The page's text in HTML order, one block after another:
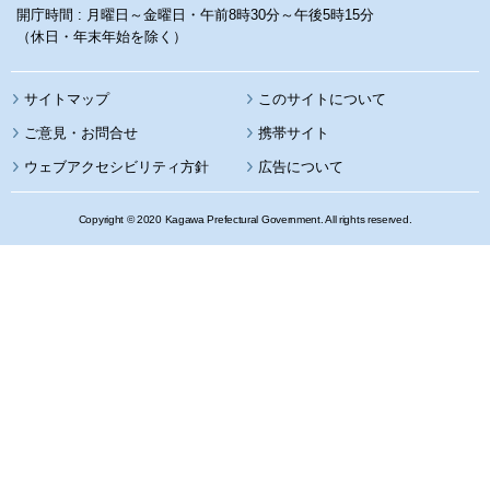
開庁時間 : 月曜日～金曜日・午前8時30分～午後5時15分
（休日・年末年始を除く）
サイトマップ このサイトについて
携帯サイト
ウェブアクセシビリティ方針 広告について
Copyright © 2020 Kagawa Prefectural Government. All rights reserved.